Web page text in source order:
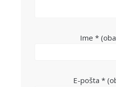
Ime *
E-pošta *